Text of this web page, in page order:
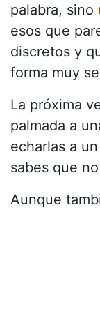
palabra, sino
esos que
discretos y
forma muy
La próxima
palmada a
echarlas a
sabes que
Aunque